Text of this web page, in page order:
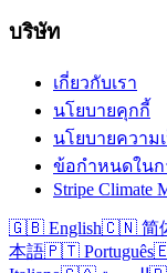
บริษัท
เกี่ยวกับเรา
นโยบายคุกกี้
นโยบายความ
ข้อกำหนดในก
Stripe Climate
🇬🇧 English🇨🇳 简
本語🇵🇹 Português